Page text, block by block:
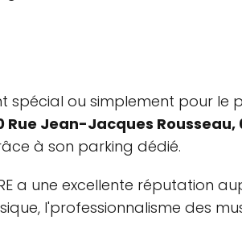
ou simplement pour le
Rue Jean-Jacques
à son parking dédié.
a une excellente réputation
l'professionnalisme des